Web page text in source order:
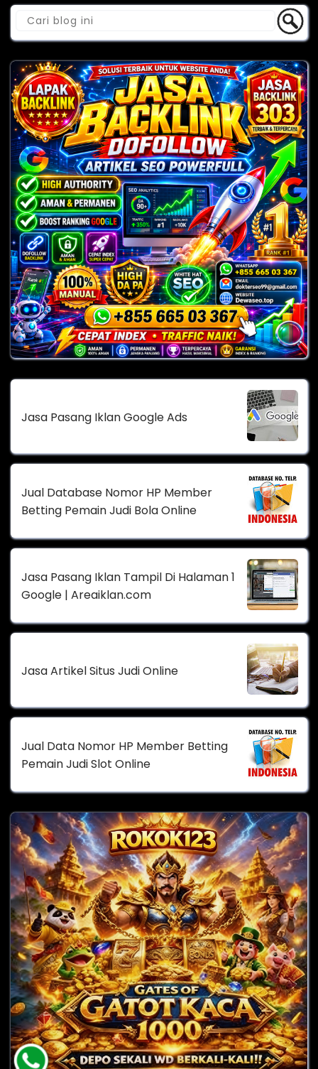
Jasa Pasang Iklan Google Ads
Jual Database Nomor HP Member
Betting Pemain Judi Bola Online
Jasa Pasang Iklan Tampil Di Halaman 1
Google | Areaiklan.com
Jasa Artikel Situs Judi Online
Jual Data Nomor HP Member Betting
Pemain Judi Slot Online